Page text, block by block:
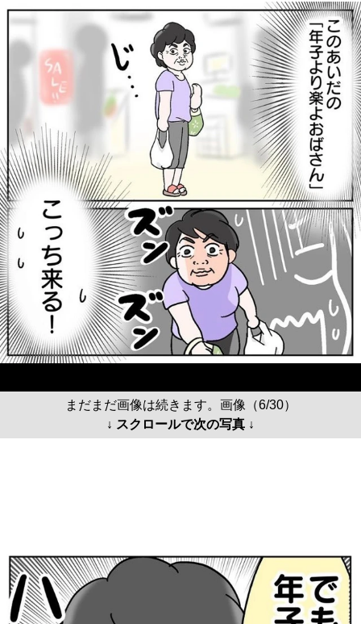
まだまだ画像は続きます。画像（6/30）
↓ スクロールで次の写真 ↓